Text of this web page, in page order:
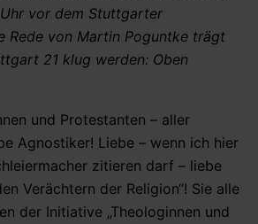
vor dem Stuttgarter
Rede von Martin Poguntke trägt
21 klug werden: Oben
und Protestanten – aller
Agnostiker! Liebe – wenn ich hier
zitieren darf – liebe
Verächtern der Religion“! Sie alle
der Initiative „Theologinnen und